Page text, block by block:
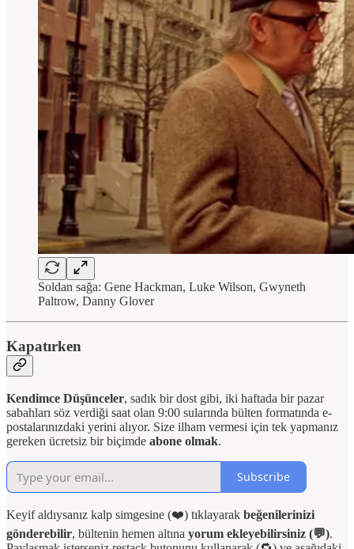
Soldan sağa: Gene Hackman, Luke Wilson, Gwyneth
Paltrow, Danny Glover
Kapatırken
Kendimce Düşünceler, sadık bir dost gibi, iki haftada bir pazar
sabahları söz verdiği saat olan 9:00 sularında bülten formatında e-
postalarınızdaki yerini alıyor. Size ilham vermesi için tek yapmanız
gereken ücretsiz bir biçimde abone olmak.
Subscribe
Keyif aldıysanız kalp simgesine (❤️) tıklayarak beğenilerinizi
gönderebilir, bültenin hemen altına yorum ekleyebilirsiniz (💬).